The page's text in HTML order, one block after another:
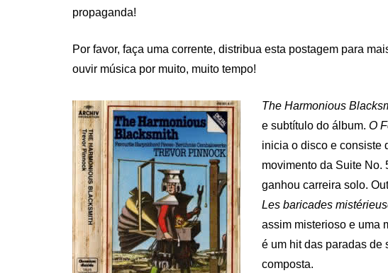
propaganda!
Por favor, faça uma corrente, distribua esta postagem para
ouvir música por muito, muito tempo!
The Harmonious
e subtítulo do álbum. O
inicia o disco e consiste
movimento da Suite No.
ganhou carreira solo.
Les baricades
assim misterioso e uma
é um hit das paradas de
composta.